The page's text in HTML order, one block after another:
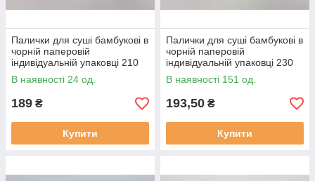
Палички для суші бамбукові в
чорній паперовій
індивідуальній упаковці 210
мм d=4,2 мм 100 шт./пач. (30
уп/ящ) (1
В наявності 24 од.
189 ₴
Купити
Палички для суші бамбукові в
чорній паперовій
індивідуальній упаковці 230
мм d=4,2 мм 100 шт./пач. (30
уп./ясть) (1
В наявності 151 од.
193,50 ₴
Купити